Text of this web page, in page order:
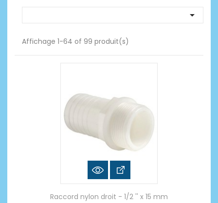

Affichage 1-64 of 99 produit(s)
Raccord nylon droit - 1/2 '' x 15 mm